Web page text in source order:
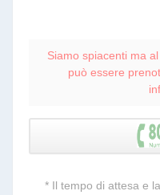
Siamo spiacenti ma
può essere
* Il tempo di attesa e